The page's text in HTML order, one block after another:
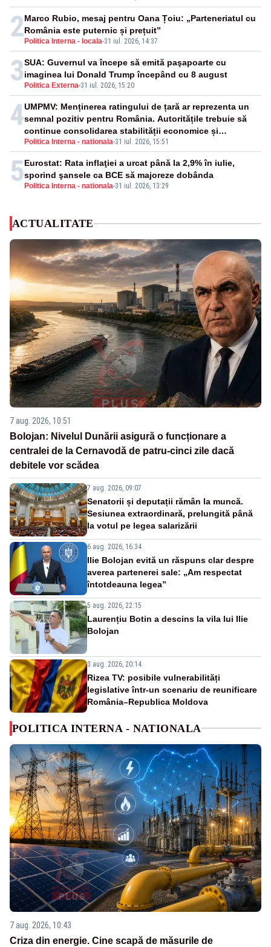
2 Politica Interna - locala-31 iul. 2026, 14:37
Marco Rubio, mesaj pentru Oana Țoiu: „Parteneriatul cu
România este puternic și prețuit”
3 Politica Externa-31 iul. 2026, 15:20
SUA: Guvernul va începe să emită paşapoarte cu
imaginea lui Donald Trump începând cu 8 august
4
Politica Interna - nationala-31 iul. 2026, 15:51
UMPMV: Menținerea ratingului de țară ar reprezenta un
semnal pozitiv pentru România. Autoritățile trebuie să
continue consolidarea stabilității economice și
financiare
5 Politica Interna - nationala-31 iul. 2026, 13:29
Eurostat: Rata inflaţiei a urcat până la 2,9% în iulie,
sporind şansele ca BCE să majoreze dobânda
ACTUALITATE
7 aug. 2026, 10:51
Bolojan: Nivelul Dunării asigură o funcționare a
centralei de la Cernavodă de patru-cinci zile dacă
debitele vor scădea
7 aug. 2026, 09:07
Senatorii și deputații rămân la muncă.
Sesiunea extraordinară, prelungită până
la votul pe legea salarizării
6 aug. 2026, 16:34
Ilie Bolojan evită un răspuns clar despre
averea partenerei sale: „Am respectat
întotdeauna legea”
5 aug. 2026, 22:15
Laurențiu Botin a descins la vila lui Ilie
Bolojan
3 aug. 2026, 20:14
Rizea TV: posibile vulnerabilități
legislative într-un scenariu de reunificare
România–Republica Moldova
POLITICA INTERNA - NATIONALA
7 aug. 2026, 10:43
Criza din energie. Cine scapă de măsurile de